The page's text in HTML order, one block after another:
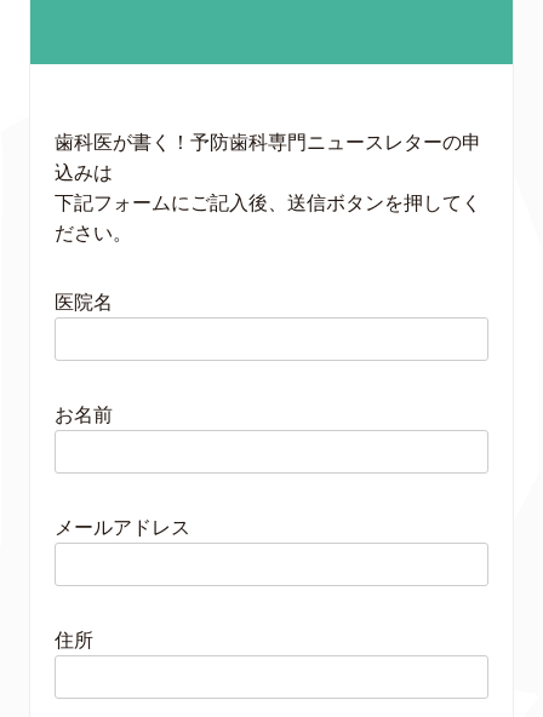
歯科医が書く！予防歯科専門ニュースレターの申
込みは
下記フォームにご記入後、送信ボタンを押してく
ださい。
医院名
お名前
メールアドレス
住所